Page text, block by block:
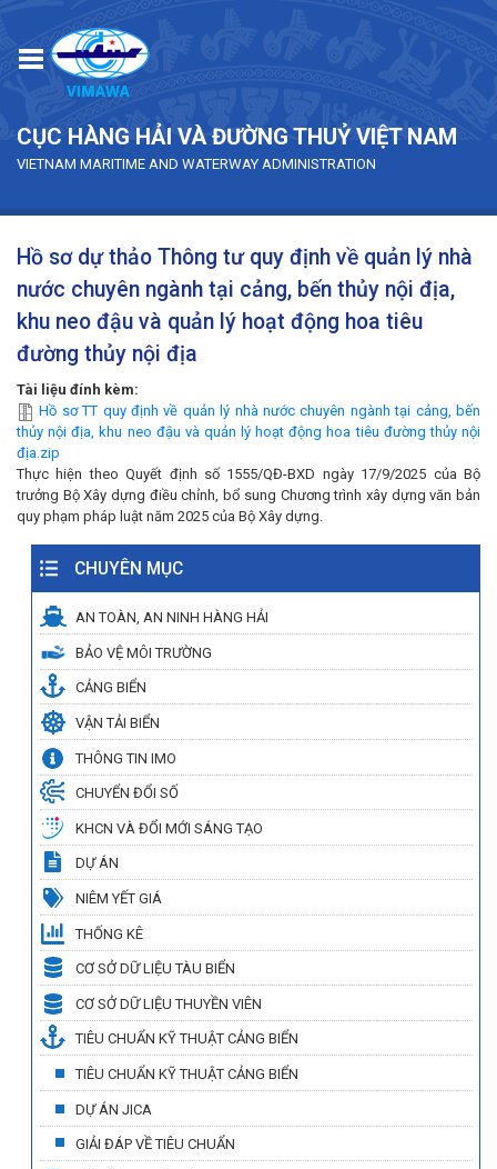
CỤC HÀNG HẢI VÀ ĐƯỜNG THUỶ VIỆT NAM
VIETNAM MARITIME AND WATERWAY ADMINISTRATION
Hồ sơ dự thảo Thông tư quy định về quản lý nhà
nước chuyên ngành tại cảng, bến thủy nội địa,
khu neo đậu và quản lý hoạt động hoa tiêu
đường thủy nội địa
Tài liệu đính kèm:
Hồ sơ TT quy định về quản lý nhà nước chuyên ngành tại cảng, bến
thủy nội địa, khu neo đậu và quản lý hoạt động hoa tiêu đường thủy nội
địa.zip
Thực hiện theo Quyết định số 1555/QĐ-BXD ngày 17/9/2025 của Bộ
trưởng Bộ Xây dựng điều chỉnh, bổ sung Chương trình xây dựng văn bản
quy phạm pháp luật năm 2025 của Bộ Xây dựng.
CHUYÊN MỤC
AN TOÀN, AN NINH HÀNG HẢI
BẢO VỆ MÔI TRƯỜNG
CẢNG BIỂN
VẬN TẢI BIỂN
THÔNG TIN IMO
CHUYỂN ĐỔI SỐ
KHCN VÀ ĐỔI MỚI SÁNG TẠO
DỰ ÁN
NIÊM YẾT GIÁ
THỐNG KÊ
CƠ SỞ DỮ LIỆU TÀU BIỂN
CƠ SỞ DỮ LIỆU THUYỀN VIÊN
TIÊU CHUẨN KỸ THUẬT CẢNG BIỂN
TIÊU CHUẨN KỸ THUẬT CẢNG BIỂN
DỰ ÁN JICA
GIẢI ĐÁP VỀ TIÊU CHUẨN